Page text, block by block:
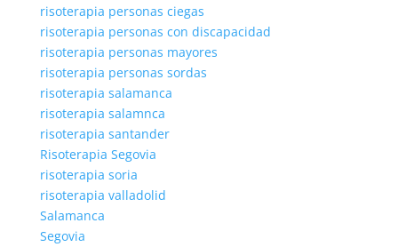
risoterapia personas ciegas
risoterapia personas con discapacidad
risoterapia personas mayores
risoterapia personas sordas
risoterapia salamanca
risoterapia salamnca
risoterapia santander
Risoterapia Segovia
risoterapia soria
risoterapia valladolid
Salamanca
Segovia